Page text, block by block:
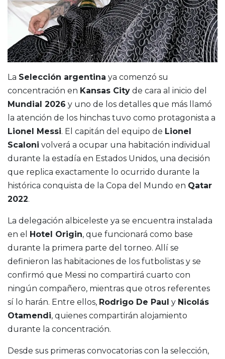
La Selección argentina ya comenzó su
concentración en Kansas City de cara al inicio del
Mundial 2026 y uno de los detalles que más llamó
la atención de los hinchas tuvo como protagonista a
Lionel Messi. El capitán del equipo de Lionel
Scaloni volverá a ocupar una habitación individual
durante la estadía en Estados Unidos, una decisión
que replica exactamente lo ocurrido durante la
histórica conquista de la Copa del Mundo en Qatar
2022.
La delegación albiceleste ya se encuentra instalada
en el
Hotel Origin, que funcionará como base
durante la primera parte del torneo. Allí se
definieron las habitaciones de los futbolistas y se
confirmó que Messi no compartirá cuarto con
ningún compañero, mientras que otros referentes
sí lo harán. Entre ellos, Rodrigo De Paul y Nicolás
Otamendi, quienes compartirán alojamiento
durante la concentración.
Desde sus primeras convocatorias con la selección,